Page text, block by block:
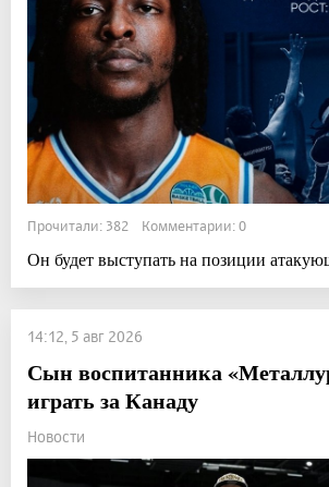
Прочитали: 382 Комментарии: 0
Он будет выступать на позиции
14:12, 5 авг 2026
Сын воспитанника
играть за Канаду
Новости